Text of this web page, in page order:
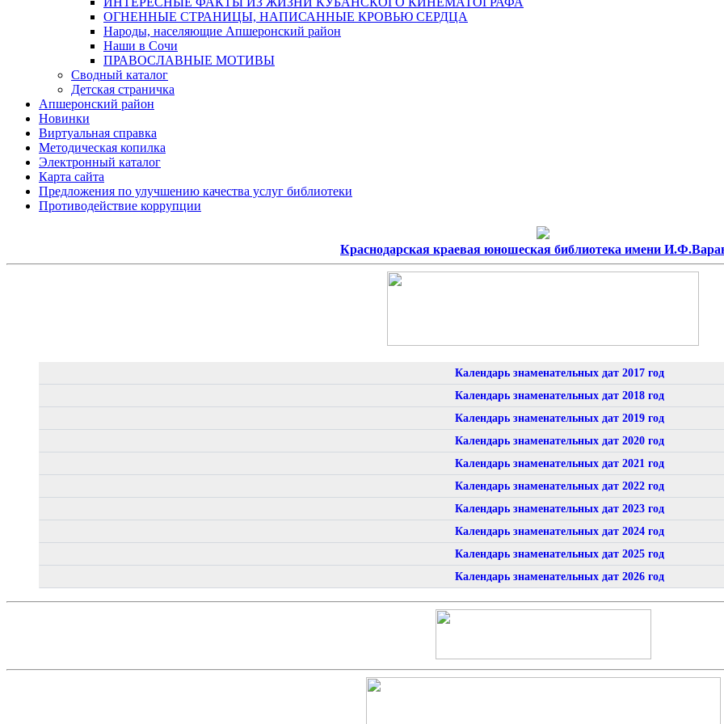
ОГНЕННЫЕ СТРАНИЦЫ, НАПИСАННЫЕ КРОВЬЮ СЕРДЦА
Народы, населяющие Апшеронский район
Наши в Сочи
ПРАВОСЛАВНЫЕ МОТИВЫ
Сводный каталог
Детская страничка
Апшеронский район
Новинки
Виртуальная справка
Методическая копилка
Электронный каталог
Карта сайта
Предложения по улучшению качества услуг библиотеки
Противодействие коррупции
Краснодарская краевая юношеская библиотека имени
Календарь знаменательных дат 2017 год
Календарь знаменательных дат 2018 год
Календарь знаменательных дат 2019 год
Календарь знаменательных дат 2020 год
Календарь знаменательных дат 2021 год
Календарь знаменательных дат 2022 год
Календарь знаменательных дат 2023 год
Календарь знаменательных дат 2024 год
Календарь знаменательных дат 2025 год
Календарь знаменательных дат 2026 год